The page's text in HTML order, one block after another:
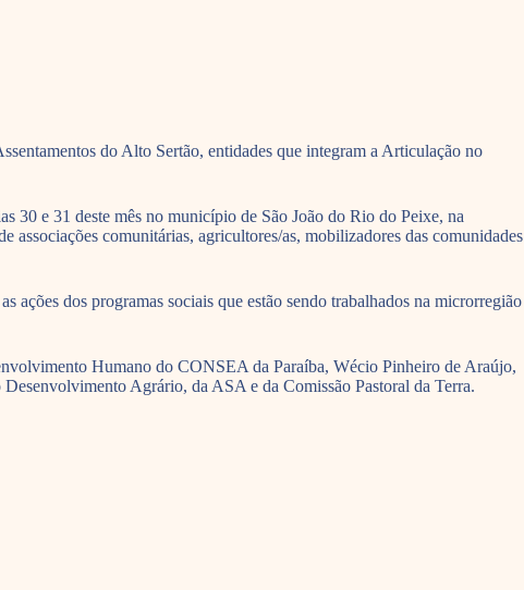
do Alto Sertão, entidades que integram a Articulação no
30 e 31 deste mês no município de São João do Rio do Peixe, na
associações comunitárias, agricultores/as, mobilizadores das comunidades
ações dos programas sociais que estão sendo trabalhados na microrregião
Humano do CONSEA da Paraíba, Wécio Pinheiro de Araújo,
Agrário, da ASA e da Comissão Pastoral da Terra.